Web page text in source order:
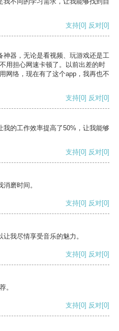
支持[0] 反对[0]
神器，无论是看视频、玩游戏还是工
用担心网速卡顿了。以前出差的时
网络，现在有了这个app，我再也不
支持[0] 反对[0]
的工作效率提高了50%，让我能够
支持[0] 反对[0]
磨时间。
支持[0] 反对[0]
我尽情享受音乐的魅力。
支持[0] 反对[0]
。
支持[0] 反对[0]